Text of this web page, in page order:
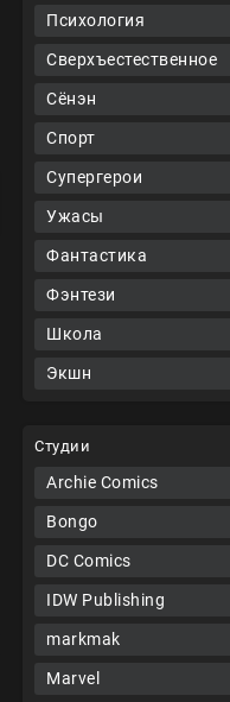
Психология
Сверхъестественное
Сёнэн
Спорт
Супергерои
Ужасы
Фантастика
Фэнтези
Школа
Экшн
Студии
Archie Comics
Bongo
DC Comics
IDW Publishing
markmak
Marvel